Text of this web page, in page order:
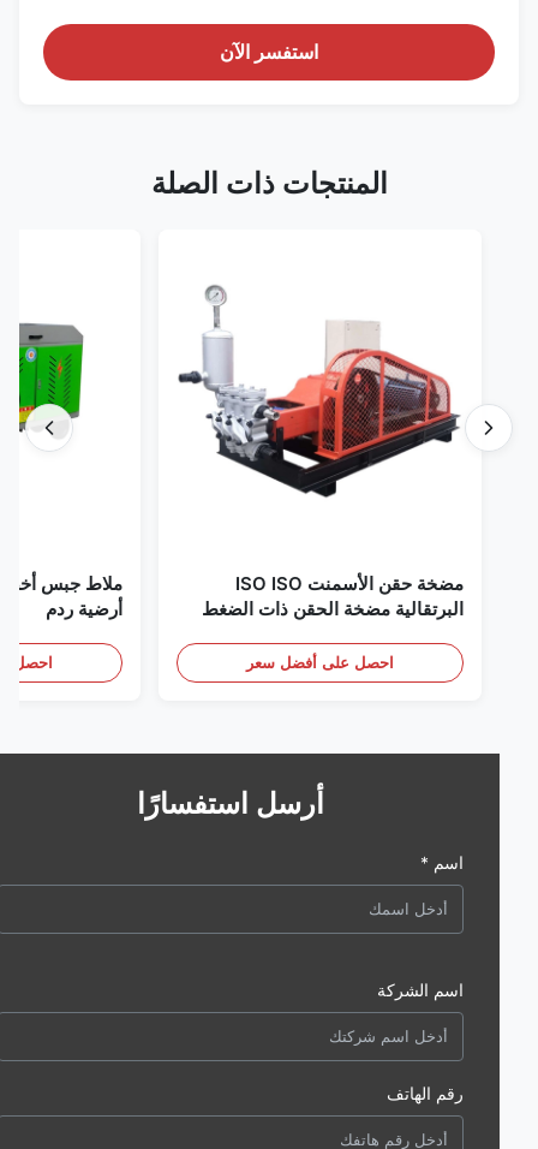
استفسر الآن
المنتجات ذات الصلة
مضخة حقن الأسمنت ISO ISO
البرتقالية مضخة الحقن ذات الضغط
احصل على أفضل سعر
أرضية ردم
احصل على
أرسل استفسارًا
اسم *
اسم الشركة
رقم الهاتف